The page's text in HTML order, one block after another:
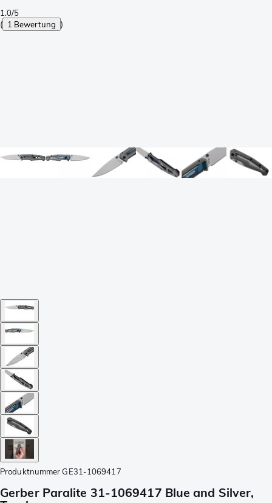
1.0/5
( 1 Bewertung )
Produktnummer GE31-1069417
Gerber Paralite 31-1069417 Blue and Silver,